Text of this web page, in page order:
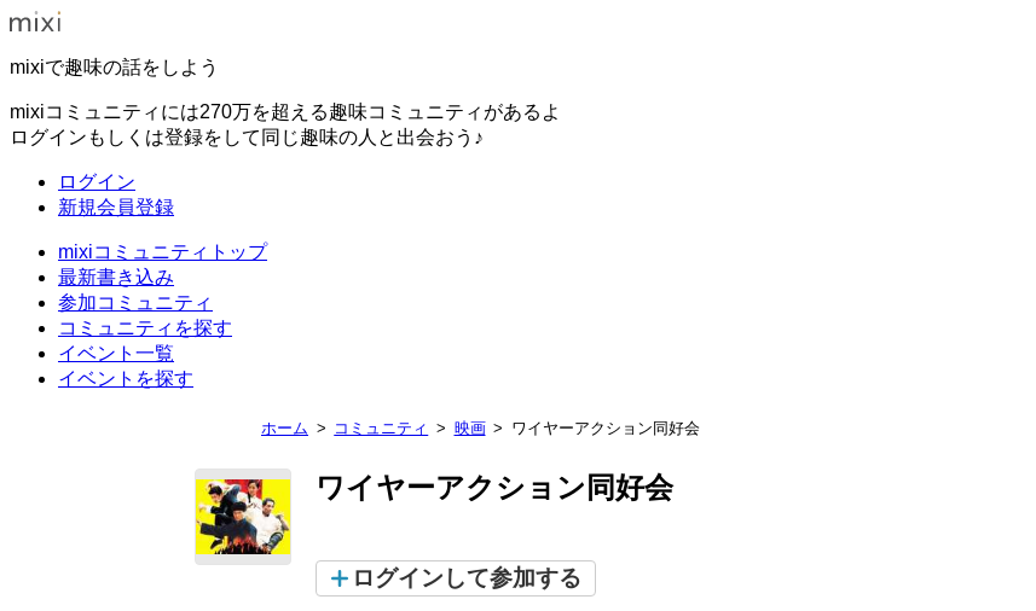
mixiで趣味の話をしよう
mixiコミュニティには270万を超える趣味コミュニティがあるよ
ログインもしくは登録をして同じ趣味の人と出会おう♪
ログイン
新規会員登録
mixiコミュニティトップ
最新書き込み
参加コミュニティ
コミュニティを探す
イベント一覧
イベントを探す
ホーム コミュニティ 映画 ワイヤーアクション同好会
ワイヤーアクション同好会
ログインして参加する